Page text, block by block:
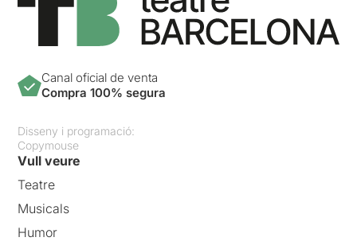
Canal oficial de venta
Compra 100% segura
Disseny i programació:
Copymouse
Vull veure
Teatre
Musicals
Humor